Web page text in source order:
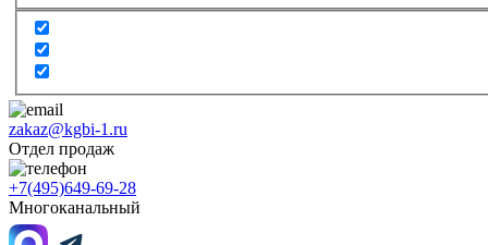
zakaz@kgbi-1.ru
Отдел продаж
+7(495)649-69-28
Многоканальный